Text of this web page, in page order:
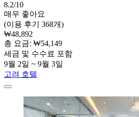
8.2/10
매우 좋아요
(이용 후기 368개)
₩48,892
총 요금: ₩54,149
세금 및 수수료 포함
9월 2일 ~ 9월 3일
고려 호텔